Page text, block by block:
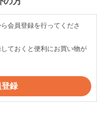
会員登録を行ってくださ
ておくと便利にお買い物が